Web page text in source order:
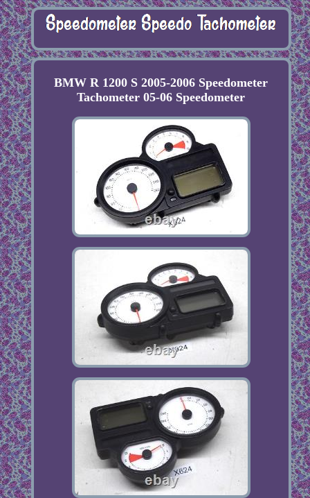
BMW R 1200 S 2005-2006 Speedometer
Tachometer 05-06 Speedometer